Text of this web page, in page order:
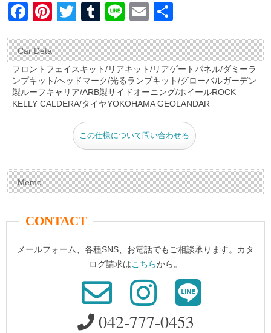
F
c
e
b
o
Pi
er
e
st
T
tt
er
T
m
bl
r
Li
e
E
ail
Car Deta
フロントフェイスキット/リアキット/リアゲートパネル/ダミーラ
ンプキット/ヘッドマーク/光るランプキット/グローバルガーデン
製ルーフキャリア/ARB製サイドオーニング/ホイールROCK
KELLY CALDERA/タイヤYOKOHAMA GEOLANDAR
この仕様について問い合わせる
Memo
CONTACT
メールフォーム、各種SNS、お電話でもご相談承ります。カタ
ログ請求はこちらから。
042-777-0453